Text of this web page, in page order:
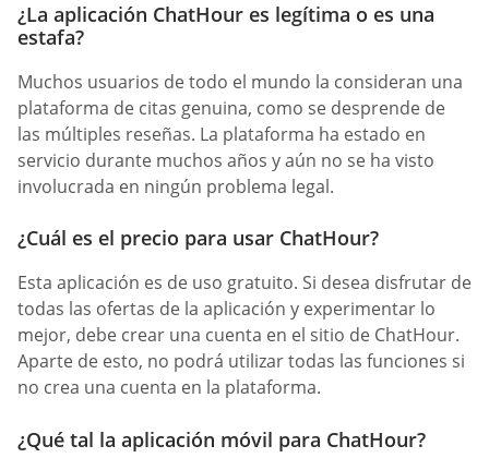
¿La aplicación ChatHour es legítima o es una
estafa?
Muchos usuarios de todo el mundo la consideran una
plataforma de citas genuina, como se desprende de
las múltiples reseñas. La plataforma ha estado en
servicio durante muchos años y aún no se ha visto
involucrada en ningún problema legal.
¿Cuál es el precio para usar ChatHour?
Esta aplicación es de uso gratuito. Si desea disfrutar de
todas las ofertas de la aplicación y experimentar lo
mejor, debe crear una cuenta en el sitio de ChatHour.
Aparte de esto, no podrá utilizar todas las funciones si
no crea una cuenta en la plataforma.
¿Qué tal la aplicación móvil para ChatHour?